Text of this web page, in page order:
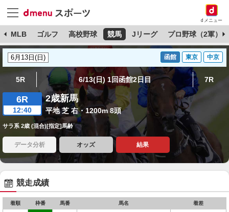
dメニュー
MLB ゴルフ 高校野球 競馬 Jリーグ プロ野球（2軍）
函館 東京 中京
5R 6/13(日) 1回函館2日目 7R
6R
12:40
2歳新馬
平地 芝 右・1200m 8頭
サラ系 2歳 (混合)[指定]馬齢
データ分析 オッズ 結果
競走成績
着順 枠番 馬番 馬名 着差